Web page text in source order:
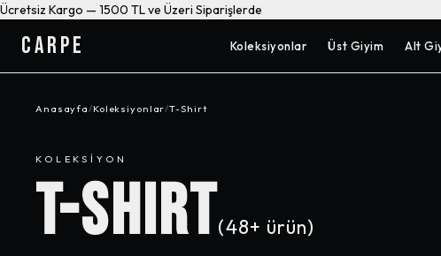
Ücretsiz Kargo — 1500 TL ve Üzeri Siparişlerde
CARPE Koleksiyonlar Üst Giyim Alt
Anasayfa/Koleksiyonlar/T-Shirt
KOLEKSIYON
T-SHIRT(48+ ürün)